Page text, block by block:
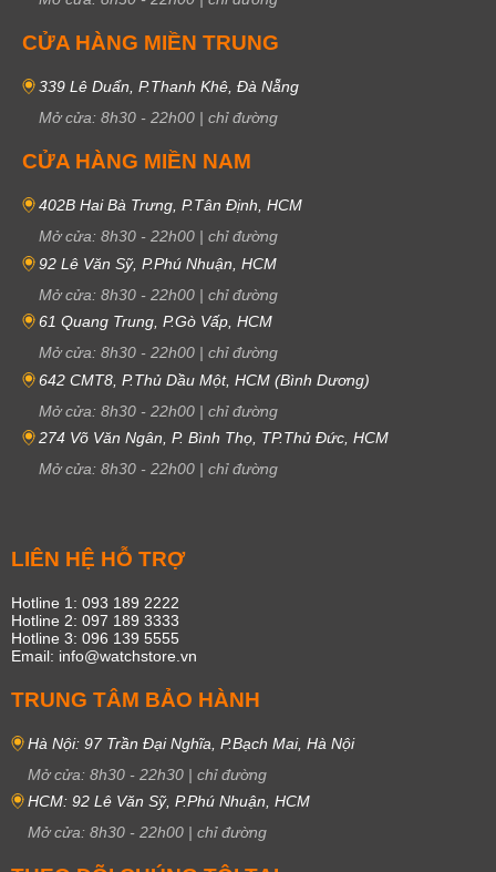
CỬA HÀNG MIỀN TRUNG
339 Lê Duẩn, P.Thanh Khê, Đà Nẵng
Mở cửa: 8h30 - 22h00 | chỉ đường
CỬA HÀNG MIỀN NAM
402B Hai Bà Trưng, P.Tân Định, HCM
Mở cửa: 8h30 - 22h00 | chỉ đường
92 Lê Văn Sỹ, P.Phú Nhuận, HCM
Mở cửa: 8h30 - 22h00 | chỉ đường
61 Quang Trung, P.Gò Vấp, HCM
Mở cửa: 8h30 - 22h00 | chỉ đường
642 CMT8, P.Thủ Dầu Một, HCM (Bình Dương)
Mở cửa: 8h30 - 22h00 | chỉ đường
274 Võ Văn Ngân, P. Bình Thọ, TP.Thủ Đức, HCM
Mở cửa: 8h30 - 22h00 | chỉ đường
LIÊN HỆ HỖ TRỢ
Hotline 1: 093 189 2222
Hotline 2: 097 189 3333
Hotline 3: 096 139 5555
Email: info@watchstore.vn
TRUNG TÂM BẢO HÀNH
Hà Nội: 97 Trần Đại Nghĩa, P.Bạch Mai, Hà Nội
Mở cửa: 8h30 - 22h30 | chỉ đường
HCM: 92 Lê Văn Sỹ, P.Phú Nhuận, HCM
Mở cửa: 8h30 - 22h00 | chỉ đường